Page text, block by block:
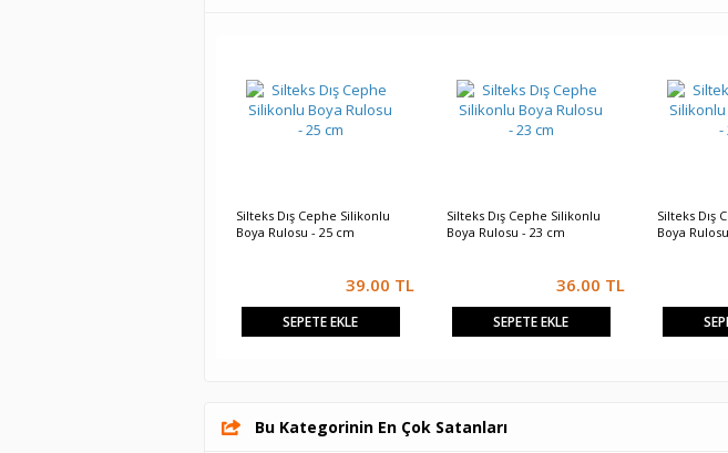
Silteks Dış Cephe Silikonlu
Boya Rulosu - 25 cm
39.00 TL
SEPETE EKLE
Silteks Dış Cephe Silikonlu
Boya Rulosu - 23 cm
36.00 TL
SEPETE EKLE
Silteks Dış
Boya
Bu Kategorinin En Çok Satanları